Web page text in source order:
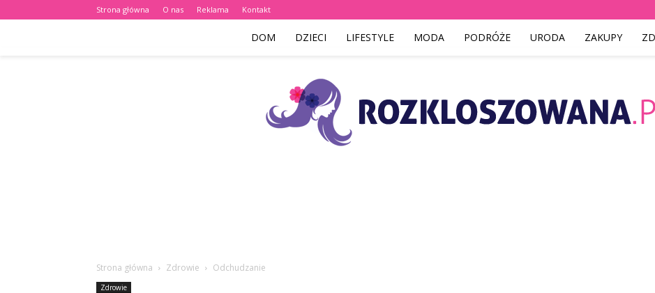
Strona główna O nas Reklama Kontakt
DOM DZIECI LIFESTYLE MODA PODRÓŻE URODA ZAKUPY
Strona główna Zdrowie Odchudzanie
Zdrowie